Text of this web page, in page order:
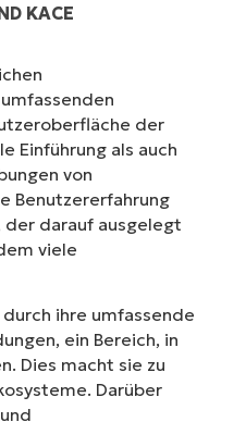
KACE
der
Einführung als auch
von
Benutzererfahrung
darauf ausgelegt
viele
ihre umfassende
ein Bereich, in
Dies macht sie zu
Darüber
ein schnelles
Es muss nicht erst
eine komplexe
bedienen.